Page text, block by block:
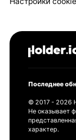
Последнее
© 2017 - 2026
Не оказывает
характер.